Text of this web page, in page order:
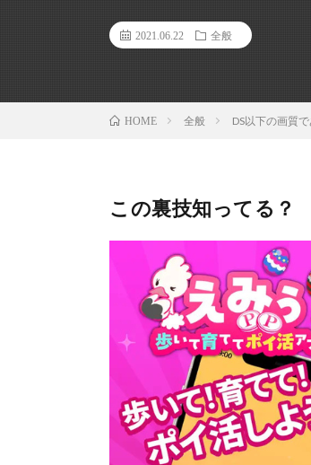
2021.06.22 全般
HOME 全般 DS以下の画質
この裏技知ってる？